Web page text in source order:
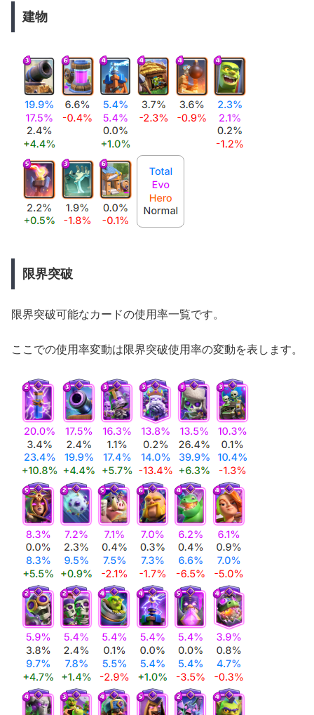
建物
限界突破
限界突破可能なカードの使用率一覧です。
ここでの使用率変動は限界突破使用率の変動を表します。